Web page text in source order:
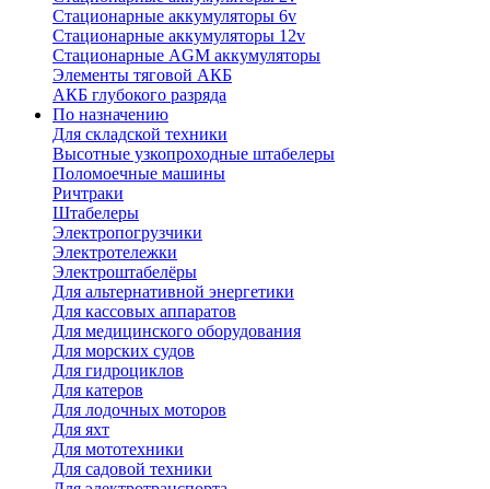
Стационарные аккумуляторы 6v
Стационарные аккумуляторы 12v
Стационарные AGM аккумуляторы
Элементы тяговой АКБ
АКБ глубокого разряда
По назначению
Для складской техники
Высотные узкопроходные штабелеры
Поломоечные машины
Ричтраки
Штабелеры
Электропогрузчики
Электротележки
Электроштабелёры
Для альтернативной энергетики
Для кассовых аппаратов
Для медицинского оборудования
Для морских судов
Для гидроциклов
Для катеров
Для лодочных моторов
Для яхт
Для мототехники
Для садовой техники